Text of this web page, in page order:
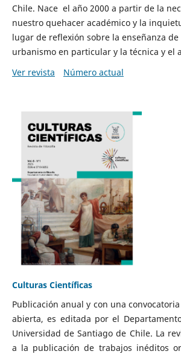
Chile. Nace el año 2000 a partir de la
nuestro quehacer académico y la
lugar de reflexión sobre la enseñanza
urbanismo en particular y la técnica y el
Ver revista
Número actual
Culturas Científicas
Publicación anual y con una
abierta, es editada por el
Universidad de Santiago de Chile. La
a la publicación de trabajos inéditos